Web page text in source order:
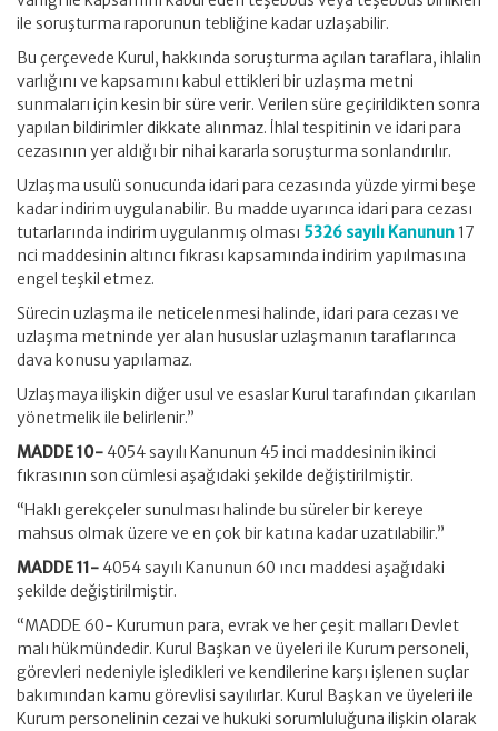
ile soruşturma raporunun tebliğine kadar uzlaşabilir.
Bu çerçevede Kurul, hakkında soruşturma açılan taraflara, ihlalin
varlığını ve kapsamını kabul ettikleri bir uzlaşma metni
sunmaları için kesin bir süre verir. Verilen süre geçirildikten sonra
yapılan bildirimler dikkate alınmaz. İhlal tespitinin ve idari para
cezasının yer aldığı bir nihai kararla soruşturma sonlandırılır.
Uzlaşma usulü sonucunda idari para cezasında yüzde yirmi beşe
kadar indirim uygulanabilir. Bu madde uyarınca idari para cezası
tutarlarında indirim uygulanmış olması 5326 sayılı Kanunun 17
nci maddesinin altıncı fıkrası kapsamında indirim yapılmasına
engel teşkil etmez.
Sürecin uzlaşma ile neticelenmesi halinde, idari para cezası ve
uzlaşma metninde yer alan hususlar uzlaşmanın taraflarınca
dava konusu yapılamaz.
Uzlaşmaya ilişkin diğer usul ve esaslar Kurul tarafından çıkarılan
yönetmelik ile belirlenir.”
MADDE 10- 4054 sayılı Kanunun 45 inci maddesinin ikinci
fıkrasının son cümlesi aşağıdaki şekilde değiştirilmiştir.
“Haklı gerekçeler sunulması halinde bu süreler bir kereye
mahsus olmak üzere ve en çok bir katına kadar uzatılabilir.”
MADDE 11- 4054 sayılı Kanunun 60 ıncı maddesi aşağıdaki
şekilde değiştirilmiştir.
“MADDE 60- Kurumun para, evrak ve her çeşit malları Devlet
malı hükmündedir. Kurul Başkan ve üyeleri ile Kurum personeli,
görevleri nedeniyle işledikleri ve kendilerine karşı işlenen suçlar
bakımından kamu görevlisi sayılırlar. Kurul Başkan ve üyeleri ile
Kurum personelinin cezai ve hukuki sorumluluğuna ilişkin olarak